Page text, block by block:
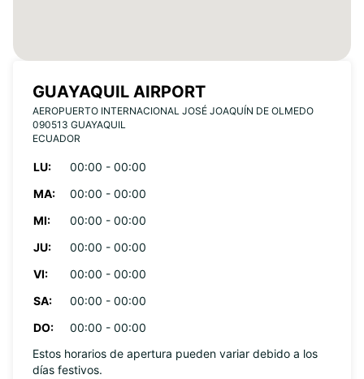
GUAYAQUIL AIRPORT
AEROPUERTO INTERNACIONAL JOSÉ JOAQUÍN DE OLMEDO
090513 GUAYAQUIL
ECUADOR
LU:
00:00 - 00:00
MA:
00:00 - 00:00
MI:
00:00 - 00:00
JU:
00:00 - 00:00
VI:
00:00 - 00:00
SA:
00:00 - 00:00
DO:
00:00 - 00:00
Estos horarios de apertura pueden variar debido a los
días festivos.